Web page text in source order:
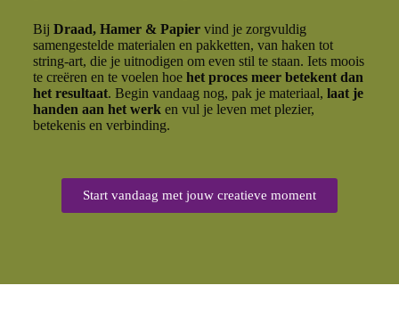
Bij Draad, Hamer & Papiervind je zorgvuldig
samengestelde materialen en pakketten, van haken tot
string-art, die je uitnodigen om even stil te staan. Iets moois
te creëren en te voelen hoe het proces meer betekent dan
het resultaat. Begin vandaag nog, pak je materiaal, laat je
handen aan het werk en vul je leven met plezier,
betekenis en verbinding.
Start vandaag met jouw creatieve moment